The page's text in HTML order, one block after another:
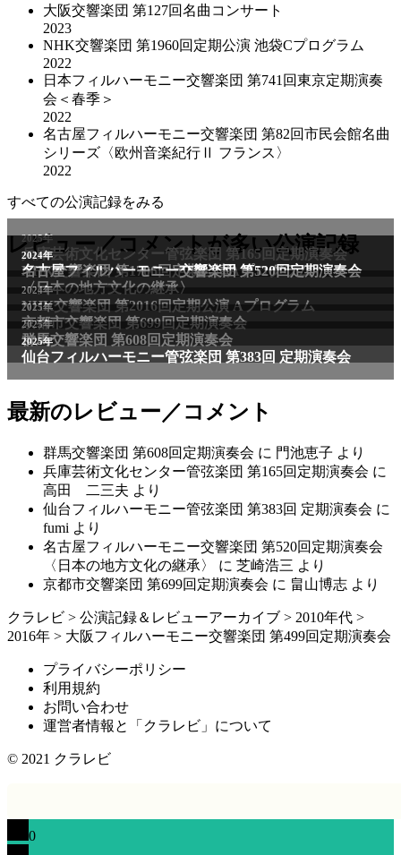
大阪交響楽団 第127回名曲コンサート
2023
NHK交響楽団 第1960回定期公演 池袋Cプログラム
2022
日本フィルハーモニー交響楽団 第741回東京定期演奏
会＜春季＞
2022
名古屋フィルハーモニー交響楽団 第82回市民会館名曲
シリーズ〈欧州音楽紀行Ⅱ フランス〉
2022
すべての公演記録をみる
レビュー／コメントが多い公演記録
2025年
兵庫芸術文化センター管弦楽団 第165回定期演奏会
2011年
NHK交響楽団 第1706回定期公演Aプログラム
2024年
名古屋フィルハーモニー交響楽団 第520回定期演奏会
〈日本の地方文化の継承〉
2024年
NHK交響楽団 第2016回定期公演 Aプログラム
2025年
京都市交響楽団 第699回定期演奏会
2025年
群馬交響楽団 第608回定期演奏会
2025年
仙台フィルハーモニー管弦楽団 第383回 定期演奏会
最新のレビュー／コメント
群馬交響楽団 第608回定期演奏会 に 門池恵子 より
兵庫芸術文化センター管弦楽団 第165回定期演奏会 に
高田 二三夫 より
仙台フィルハーモニー管弦楽団 第383回 定期演奏会 に
fumi より
名古屋フィルハーモニー交響楽団 第520回定期演奏会
〈日本の地方文化の継承〉
に 芝崎浩三 より
京都市交響楽団 第699回定期演奏会 に 畠山博志 より
クラレビ > 公演記録＆レビューアーカイブ > 2010年代 >
2016年 > 大阪フィルハーモニー交響楽団 第499回定期演奏会
プライバシーポリシー
利用規約
お問い合わせ
運営者情報と「クラレビ」について
© 2021 クラレビ
0